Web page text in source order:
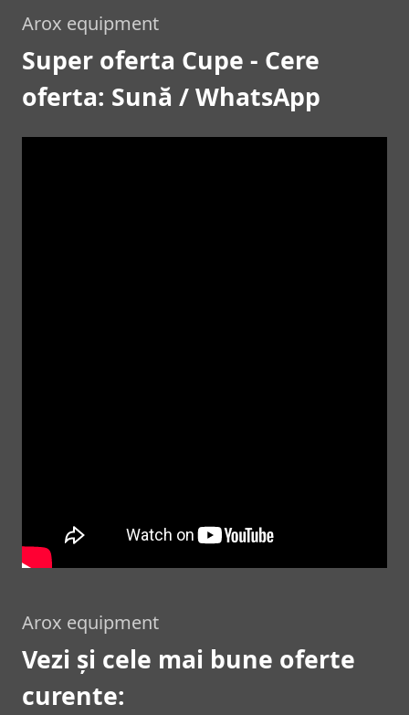
Arox equipment
Super oferta Cupe - Cere
oferta: Sună / WhatsApp
Arox equipment
Vezi și cele mai bune oferte
curente: